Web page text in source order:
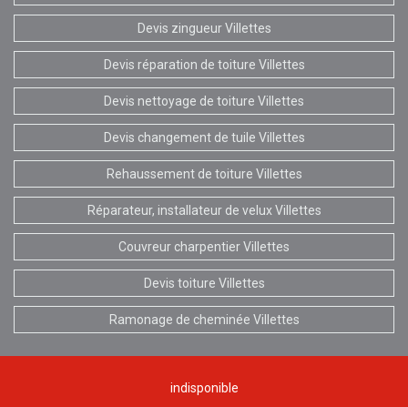
Devis zingueur Villettes
Devis réparation de toiture Villettes
Devis nettoyage de toiture Villettes
Devis changement de tuile Villettes
Rehaussement de toiture Villettes
Réparateur, installateur de velux Villettes
Couvreur charpentier Villettes
Devis toiture Villettes
Ramonage de cheminée Villettes
indisponible